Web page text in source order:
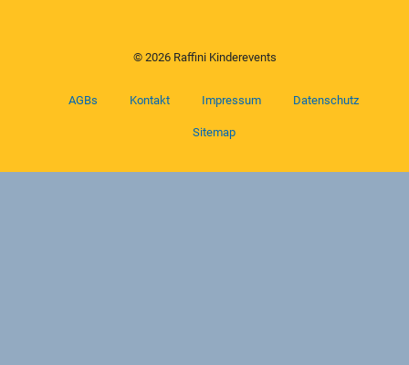
© 2026 Raffini Kinderevents
AGBs Kontakt Impressum Datenschutz
Sitemap